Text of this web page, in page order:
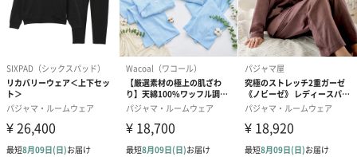
結婚祝い（御結婚御
祝）（110円）
出産祝い（御出産御
祝）（110円）
結婚内祝い（
（110円）
生花
生花のブーケを同梱します。